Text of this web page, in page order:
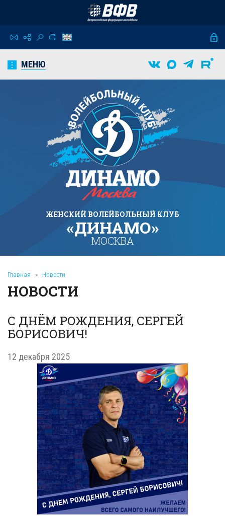
МЕНЮ
ЖЕНСКИЙ ВОЛЕЙБОЛЬНЫЙ КЛУБ
«ДИНАМО»
МОСКВА
Главная » Новости
НОВОСТИ
С ДНЁМ РОЖДЕНИЯ, СЕРГЕЙ
БОРИСОВИЧ!
12 декабря 2025